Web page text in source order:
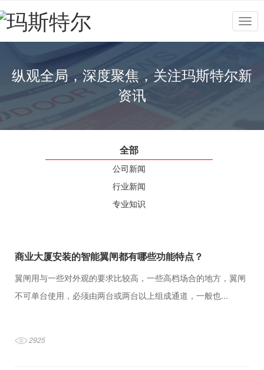
纵观全局，深度聚焦，关注玛斯特尔新
资讯
全部
公司新闻
行业新闻
专业知识
商业大厦安装的智能翼闸都有哪些功能特点？
翼闸用与一些对外观的要求比较高，一些高档场合的地方，翼闸
不可单台使用，必须由两台或两台以上组成通道，一般也...
2925